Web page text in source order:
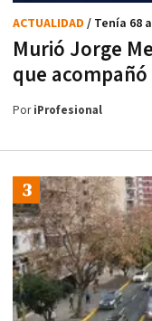
Murió Jorge
que
ACTUALIDAD / Tenía 68
PoriProfesional